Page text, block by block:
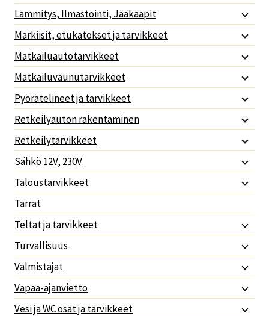
Lämmitys, Ilmastointi, Jääkaapit
Markiisit, etukatokset ja tarvikkeet
Matkailuautotarvikkeet
Matkailuvaunutarvikkeet
Pyörätelineet ja tarvikkeet
Retkeilyauton rakentaminen
Retkeilytarvikkeet
Sähkö 12V, 230V
Taloustarvikkeet
Tarrat
Teltat ja tarvikkeet
Turvallisuus
Valmistajat
Vapaa-ajanvietto
Vesi ja WC osat ja tarvikkeet